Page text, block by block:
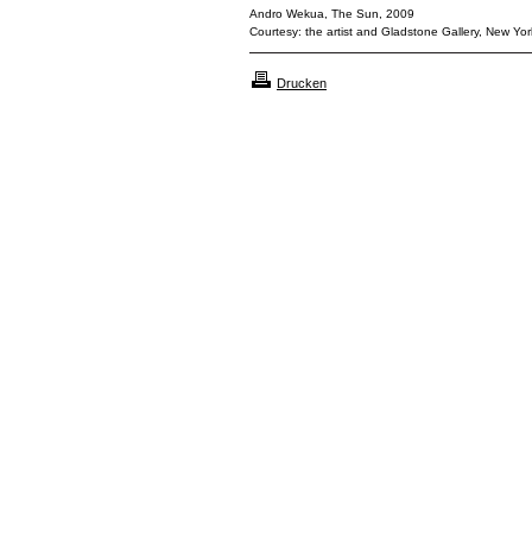
Andro Wekua, The Sun, 2009
Courtesy: the artist and Gladstone Gallery, New
Drucken